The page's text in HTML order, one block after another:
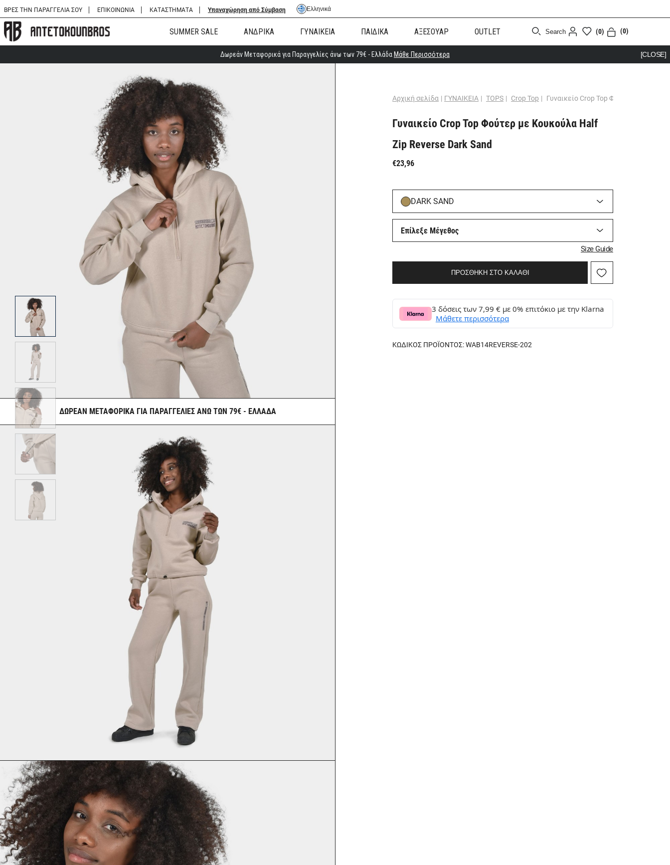
ΒΡΕΣ ΤΗΝ ΠΑΡΑΓΓΕΛΙΑ ΣΟΥ ΕΠΙΚΟΙΝΩΝΙΑ ΚΑΤΑΣΤΗΜΑΤΑ Υπαναχώρηση από Σύμβαση Ελληνικά
SUMMER SALE ΑΝΔΡΙΚΑ ΓΥΝΑΙΚΕΙΑ ΠΑΙΔΙΚΑ ΑΞΕΣΟΥΑΡ OUTLET Search (0) (0)
Δωρεάν Μεταφορικά για Παραγγελίες άνω των 79€ - Ελλάδα Μάθε Περισσότερα [CLOSE]
ΔΩΡΕΑΝ ΜΕΤΑΦΟΡΙΚΑ ΓΙΑ ΠΑΡΑΓΓΕΛΙΕΣ ΑΝΩ ΤΩΝ 79€ - ΕΛΛΑΔΑ
Αρχική σελίδα | ΓΥΝΑΙΚΕΙΑ | TOPS | Crop Top | Γυναικείο Crop Top Φούτερ με
Γυναικείο Crop Top Φούτερ με Κουκούλα Half
Zip Reverse Dark Sand
€23,96
DARK SAND
Επίλεξε Μέγεθος
Size Guide
ΠΡΟΣΘΗΚΗ ΣΤΟ ΚΑΛΑΘΙ
3 δόσεις των 7,99 € με 0% επιτόκιο με την Klarna
Μάθετε περισσότερα
ΚΩΔΙΚΟΣ ΠΡΟΪΟΝΤΟΣ:WAB14REVERSE-202